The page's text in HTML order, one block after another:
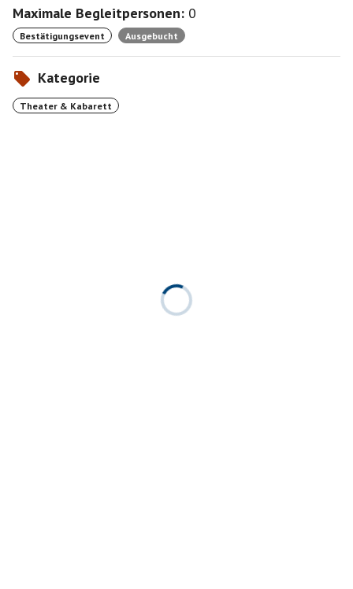
Maximale Begleitpersonen: 0
Bestätigungsevent Ausgebucht
Kategorie
Theater & Kabarett